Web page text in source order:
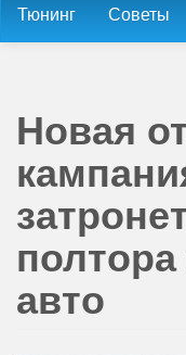
Тюнинг Советы
Новая
авто